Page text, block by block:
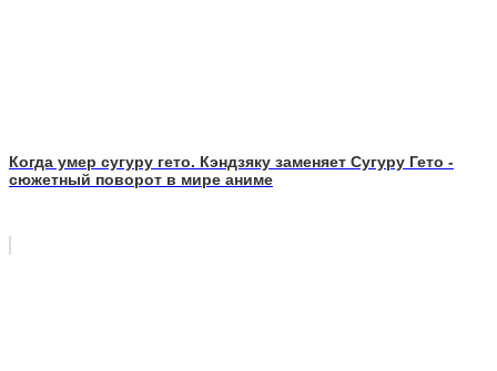
Когда умер сугуру гето. Кэндзяку заменяет Сугуру Гето -
сюжетный поворот в мире аниме